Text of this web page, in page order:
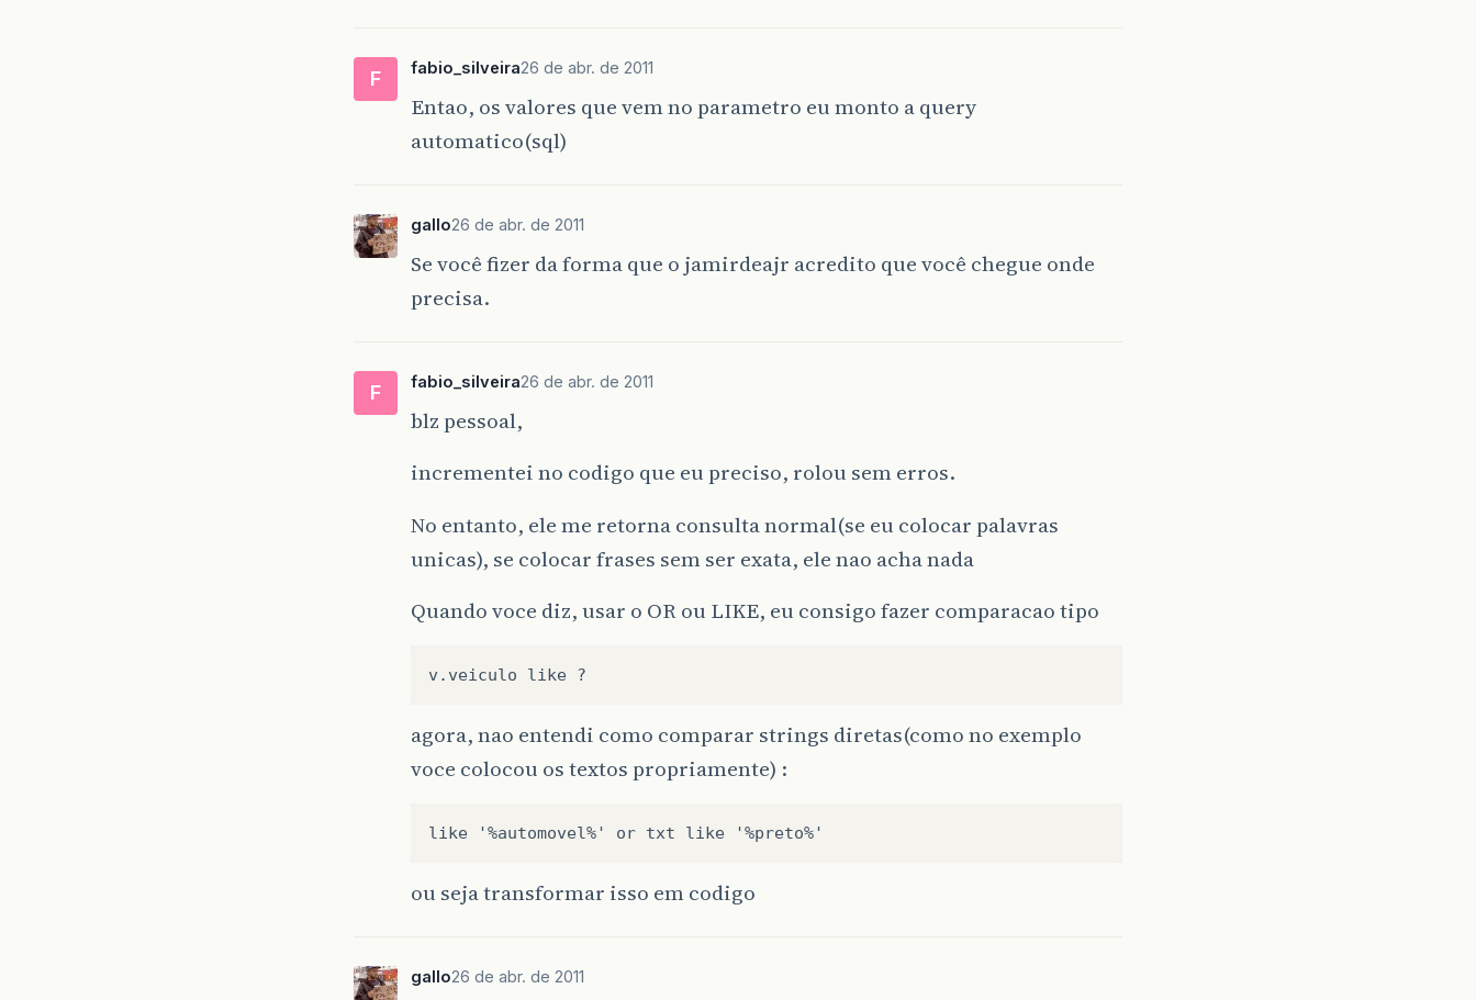
F fabio_silveira26 de abr. de 2011
Entao, os valores que vem no parametro eu monto a query
automatico(sql)
gallo26 de abr. de 2011
Se você fizer da forma que o jamirdeajr acredito que você chegue onde
precisa.
F fabio_silveira26 de abr. de 2011
blz pessoal,
incrementei no codigo que eu preciso, rolou sem erros.
No entanto, ele me retorna consulta normal(se eu colocar palavras
unicas), se colocar frases sem ser exata, ele nao acha nada
Quando voce diz, usar o OR ou LIKE, eu consigo fazer comparacao tipo
agora, nao entendi como comparar strings diretas(como no exemplo
voce colocou os textos propriamente) :
like '%automovel%' or txt like
ou seja transformar isso em codigo
gallo26 de abr. de 2011